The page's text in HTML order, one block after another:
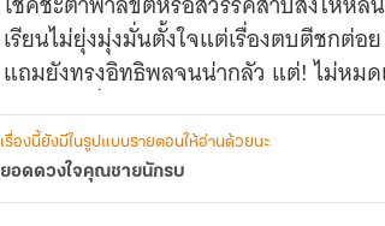
เรียนไม่ยุ่งมุ่งมั่นตั้งใจแต่เรื่องตบตีชกต่อ
แถมยังทรงอิทธิพลจนน่ากลัว แต่! ไม่หม
หาญและที่สำคัญ..มีอำนาจ!
เรื่องนี้ยังมีในรูปแบบรายตอนให้อ่านด้วยนะ
ยอดดวงใจคุณชายนักรบ